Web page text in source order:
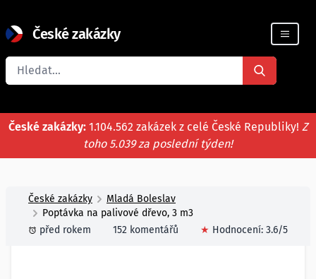
České zakázky
Registrace firmy
České zakázky: 1.104.562 zakázek z celé České Republiky! Z
toho 5.039 za poslední týden!
České zakázky
Mladá Boleslav
Poptávka na palivové dřevo, 3 m3
před rokem
152 komentářů ★ Hodnocení: 3.6/5